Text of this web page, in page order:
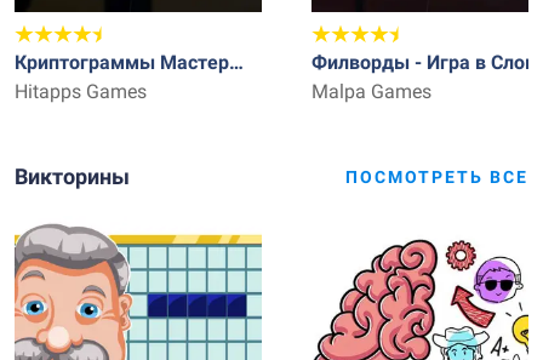
Криптограммы Мастер
Слов
Hitapps Games
Филворды - Игра в
Malpa Games
Викторины ПОСМОТРЕТЬ ВСЕ